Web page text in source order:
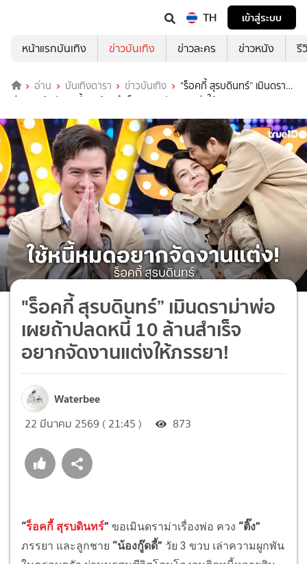
TH
เข้าสู่ระบบ
หน้าแรกบันเทิง
ข่าวบันเทิง ข่าวละคร ข่าวหนัง รี
อ่าน บันเทิงดารา ข่าวบันเทิง
"ร็อคกี้ สุรบดินทร์” เมินดราม่า
พ่อ เผยถ้าปลดหนี้ 10 ล้านสำเร็จ อยากจัดงานแต่งให้ภรรยา!
"ร็อคกี้ สุรบดินทร์” เมินดราม่าพ่อ
เผยถ้าปลดหนี้ 10 ล้านสำเร็จ
อยากจัดงานแต่งให้ภรรยา!
Waterbee
22 มีนาคม 2569 ( 21:45 ) 873
“ร็อคกี้ สุรบดินทร์” ขอเมินดราม่าเรื่องพ่อ ควง “ติ๊ง”
ภรรยา และลูกชาย “น้องกู๊ดดี้” วัย 3 ขวบ เล่าความผูกพัน